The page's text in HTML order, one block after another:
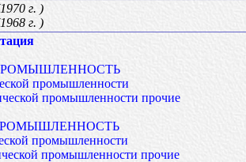
г. )
г. )
промышленности
промышленности прочие
промышленности
промышленности прочие